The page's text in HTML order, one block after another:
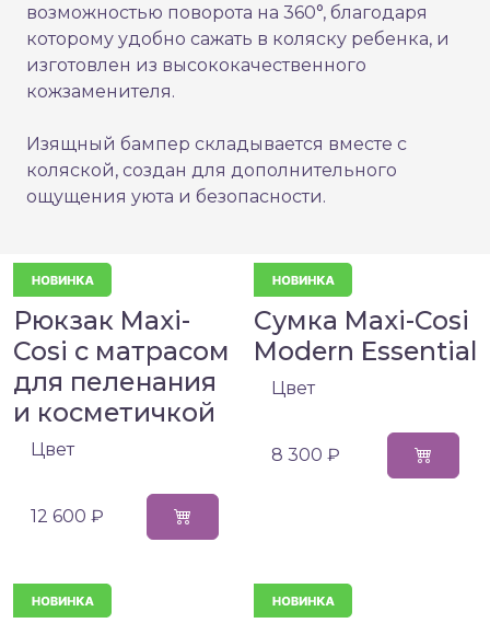
возможностью поворота на 360°, благодаря
которому удобно сажать в коляску ребенка, и
изготовлен из высококачественного
кожзаменителя.
Изящный бампер складывается вместе с
коляской, создан для дополнительного
ощущения уюта и безопасности.
Рюкзак Maxi-
Cosi с матрасом
для пеленания
и косметичкой
Цвет
12 600 ₽
Сумка Maxi-Cosi
Modern Essential
Цвет
8 300 ₽